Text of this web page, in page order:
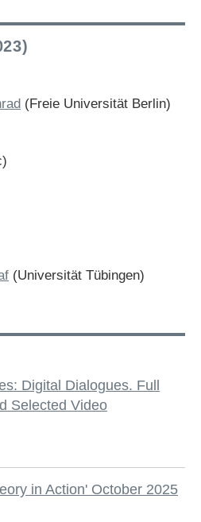
(Freie Universität Berlin)
(Universität Tübingen)
Digital Dialogues. Full
Selected Video
in Action' October 2025